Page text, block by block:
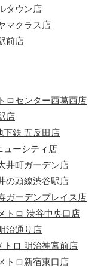
タウン店
マクラス店
前店
ロセンター西葛西店
店
下鉄 五反田店
ューシティ店
井町ガーデン店
の頭線渋谷駅店
ガーデンプレイス店
トロ 渋谷中央口店
治通り店
トロ 明治神宮前店
トロ新宿東口店